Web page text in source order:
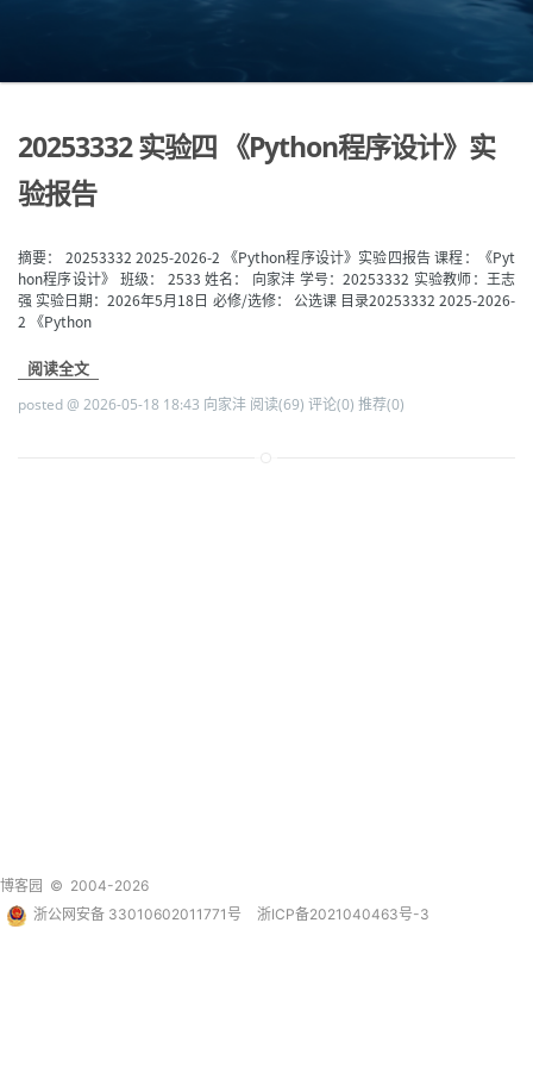
20253332 实验四 《Python程序设计》实
验报告
摘要： 20253332 2025-2026-2 《Python程序设计》实验四报告 课程：《Pyt
hon程序设计》 班级： 2533 姓名： 向家沣 学号：20253332 实验教师：王志
强 实验日期：2026年5月18日 必修/选修： 公选课 目录20253332 2025-2026-
2 《Python
阅读全文
posted @ 2026-05-18 18:43 向家沣 阅读(69) 评论(0) 推荐(0)
博客园 © 2004-2026
浙公网安备 33010602011771号
浙ICP备2021040463号-3